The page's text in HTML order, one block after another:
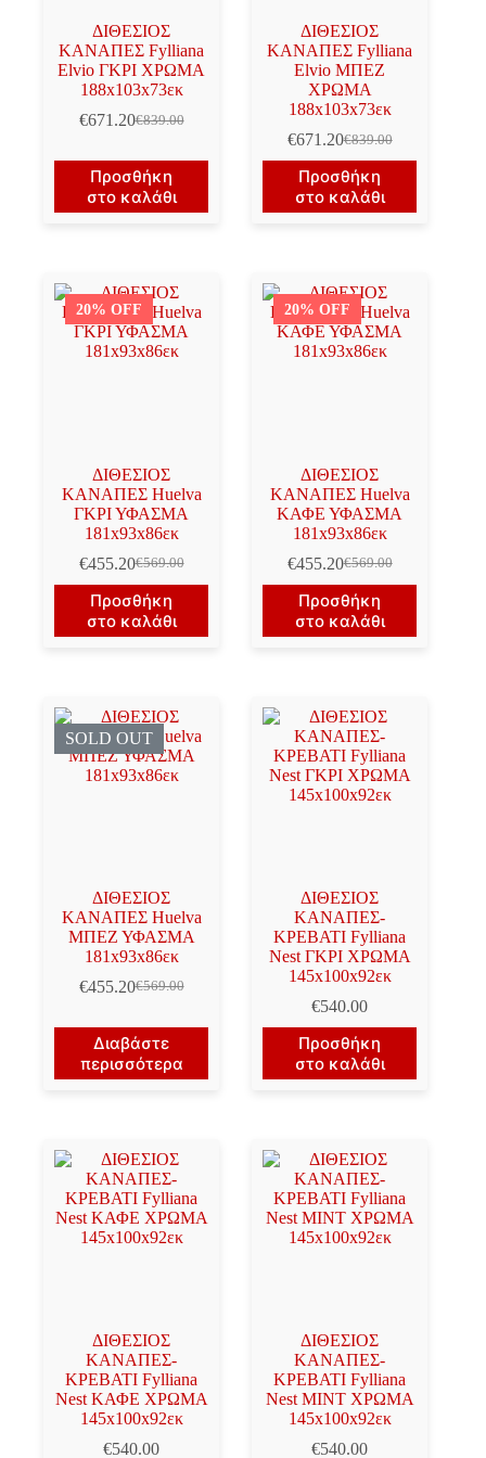
ΔΙΘΕΣΙΟΣ
ΚΑΝΑΠΕΣ Fylliana
Elvio ΓΚΡΙ ΧΡΩΜΑ
188x103x73εκ
€839.00
Original
was:
€839.00.
€671.20Η
τιμή
είναι:
€671.20.
Προσθήκη
στο καλάθι
ΔΙΘΕΣΙΟΣ
ΚΑΝΑΠΕΣ Fylliana
Elvio ΜΠΕΖ
ΧΡΩΜΑ
188x103x73εκ
€839.00
Original
price
was:
€839.00.
€671.20Η
τρέχουσα
τιμή
είναι:
Προσθήκη
στο καλάθι
20% OFF
ΔΙΘΕΣΙΟΣ
ΚΑΝΑΠΕΣ Huelva
ΓΚΡΙ ΥΦΑΣΜΑ
181x93x86εκ
€569.00
Original
price
was:
€569.00.
€455.20Η
τρέχουσα
τιμή
είναι:
Προσθήκη
στο καλάθι
20% OFF
ΔΙΘΕΣΙΟΣ
ΚΑΝΑΠΕΣ Huelva
ΚΑΦΕ ΥΦΑΣΜΑ
181x93x86εκ
€569.00
Original
price
was:
€569.00.
€455.20Η
τρέχουσα
τιμή
είναι:
Προσθήκη
στο καλάθι
SOLD OUT
ΔΙΘΕΣΙΟΣ
ΚΑΝΑΠΕΣ Huelva
ΜΠΕΖ ΥΦΑΣΜΑ
181x93x86εκ
€569.00
Original
was:
€569.00.
€455.20Η
τιμή
είναι:
€455.20.
Διαβάστε
περισσότερα
ΔΙΘΕΣΙΟΣ
ΚΑΝΑΠΕΣ-
ΚΡΕΒΑΤΙ Fylliana
Nest ΓΚΡΙ ΧΡΩΜΑ
145x100x92εκ
€540.00
Προσθήκη
στο καλάθι
ΔΙΘΕΣΙΟΣ
ΚΑΝΑΠΕΣ-
ΚΡΕΒΑΤΙ Fylliana
Nest ΚΑΦΕ ΧΡΩΜΑ
145x100x92εκ
€540.00
ΔΙΘΕΣΙΟΣ
ΚΑΝΑΠΕΣ-
ΚΡΕΒΑΤΙ Fylliana
Nest ΜΙΝΤ ΧΡΩΜΑ
145x100x92εκ
€540.00